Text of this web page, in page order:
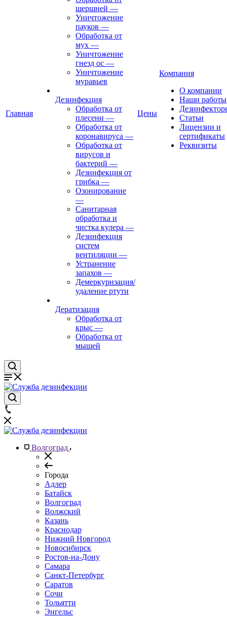
Главная
шершней —
Уничтожение
пауков —
Обработка от
мух —
Уничтожение
гнезд ос —
Уничтожение
муравьев
Дезинфекция
Обработка от
плесени —
Обработка от
коронавируса —
Обработка от
вирусов и
бактерий —
Дезинфекция от
грибка —
Озонирование
—
Санитарная
обработка и
чистка кулера —
Дезинфекция
систем
вентиляции —
Устранение
запахов —
Демеркуризация/
удаление ртути
Дератизация
Обработка от
крыс —
Обработка от
мышей
Цены
Компания
О компании
Наши работы
Статьи
Лицензии и
сертификаты
Реквизиты
Волгоград
Города
Адлер
Батайск
Волгоград
Волжский
Казань
Краснодар
Нижний Новгород
Новосибирск
Ростов-на-Дону
Самара
Санкт-Петербург
Саратов
Сочи
Тольятти
Энгельс